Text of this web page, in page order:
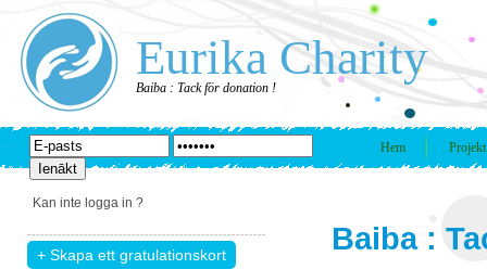
Eurika Charity
Baiba : Tack för donation !
Hem Projekt
Kan inte logga in ?
Baiba :